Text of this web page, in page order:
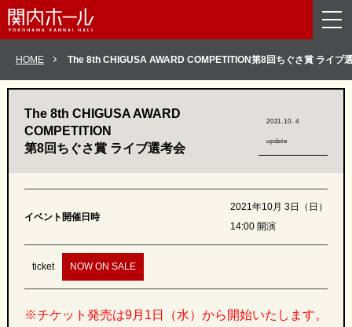
メニューを読み飛ばして本文へスキップ。
HOME The 8th CHIGUSA AWARD COMPETITION第8回ちぐさ賞 ライブ
The 8th CHIGUSA AWARD
COMPETITION
第8回ちぐさ賞 ライブ選考会
2021.10. 4
update
イベント開催日時
2021年10月 3日（日）
14:00 開演
ticket NOW ON SALE
※チケット 発売は9月1日（水）から開始いたします。